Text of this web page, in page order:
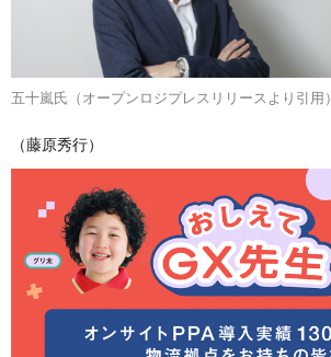
五十嵐氏（オープンロジプレスリリースより引用）
（藤原秀行）